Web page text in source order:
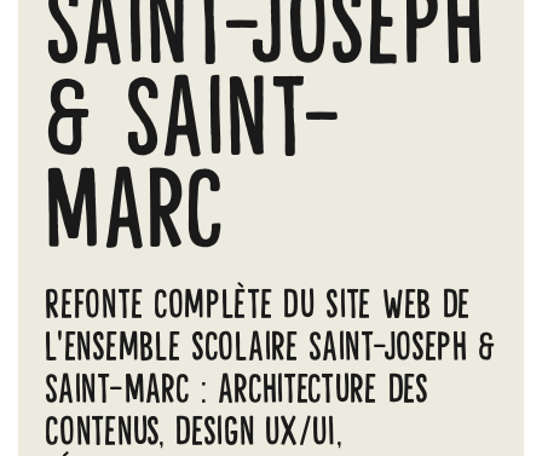
& Saint-
Marc
Refonte complète du site web de
l’ensemble scolaire Saint-Joseph &
Saint-Marc : architecture des
contenus, design UX/UI,